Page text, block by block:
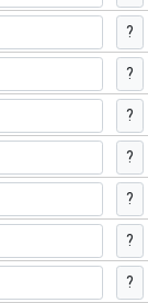
?
?
?
?
?
?
?